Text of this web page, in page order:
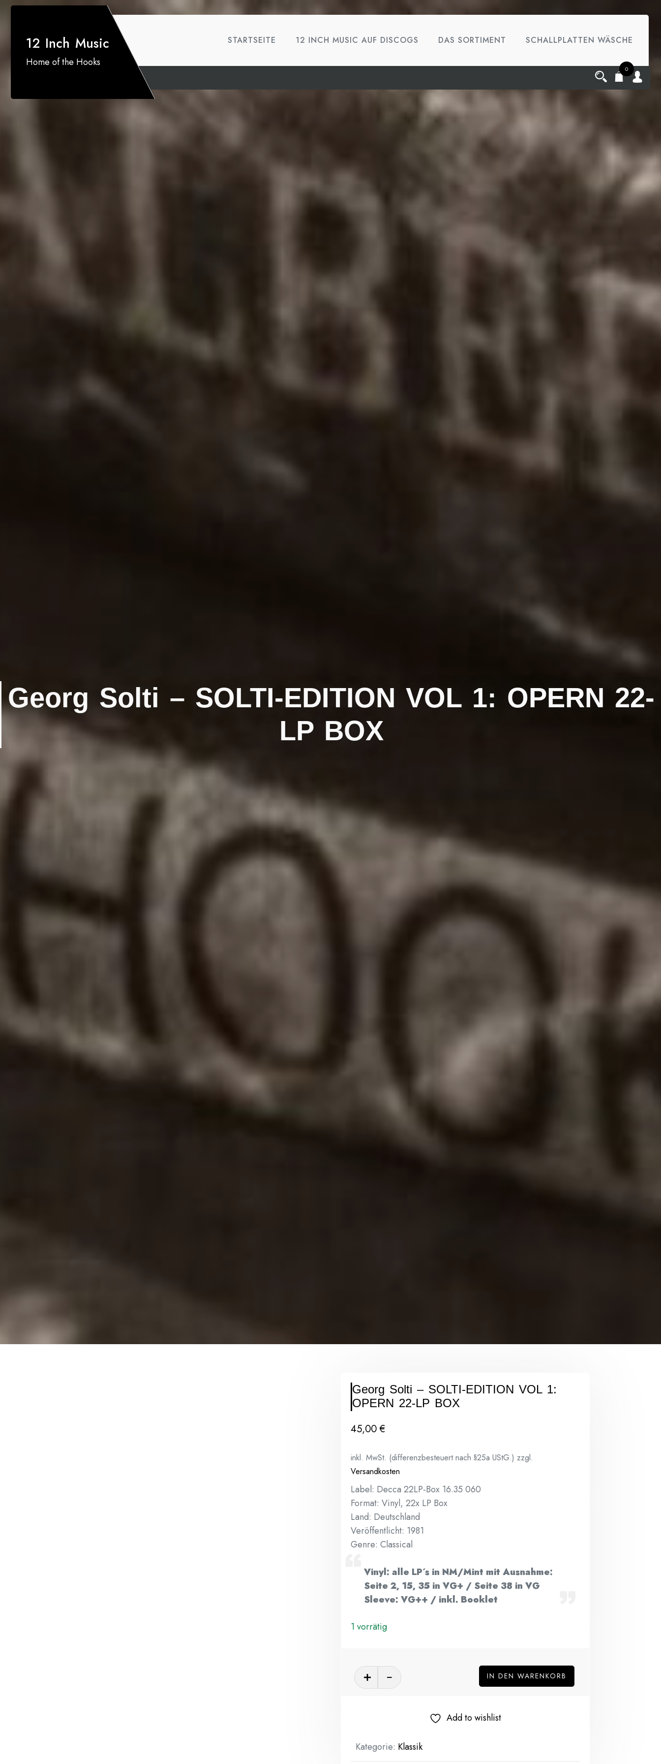
12 Inch Music
Home of the Hooks
STARTSEITE 12 INCH MUSIC AUF DISCOGS DAS SORTIMENT SCHALLPLATTEN WÄSCHE
0
Georg Solti – SOLTI-EDITION VOL 1: OPERN 22-
LP BOX
Georg Solti – SOLTI-EDITION VOL 1:
OPERN 22-LP BOX
45,00€
inkl. MwSt. (differenzbesteuert nach §25a UStG.) zzgl.
Versandkosten
Label: Decca 22LP-Box 16.35 060
Format: Vinyl, 22x LP Box
Land: Deutschland
Veröffentlicht: 1981
Genre: Classical
Vinyl:alle LP´s in NM/Mint mit Ausnahme:
Seite 2, 15, 35 in VG+ / Seite 38 in VG
Sleeve: VG++ / inkl. Booklet
1 vorrätig
IN DEN WARENKORB
Add to wishlist
Kategorie: Klassik